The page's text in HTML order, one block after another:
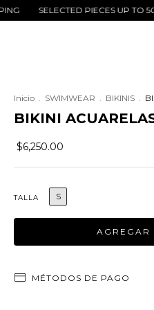
SELECTED PIECES UP TO 50% OFF
Inicio SWIMWEAR BIKINIS
BIKINI
$6,250.00
TALLA S
MÉTODOS DE PAGO